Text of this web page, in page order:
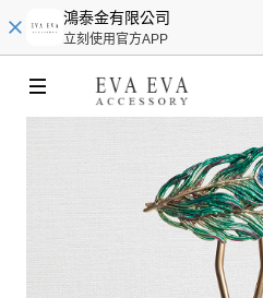
鴻泰金有限公司
立刻使用官方APP